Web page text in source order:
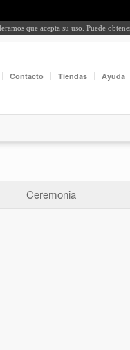
que acepta su uso. Puede
Contacto Tiendas Ayuda
Ceremonia